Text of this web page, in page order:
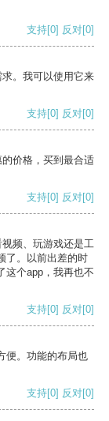
支持[0] 反对[0]
。我可以使用它来
支持[0] 反对[0]
价格，买到最合适
支持[0] 反对[0]
频、玩游戏还是工
了。以前出差的时
这个app，我再也不
支持[0] 反对[0]
便。功能的布局也
支持[0] 反对[0]